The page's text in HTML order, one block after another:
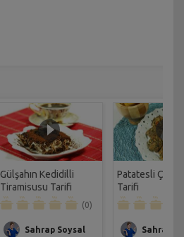
Gülşahın Kedidilli
Tiramisusu Tarifi
(0)
Sahrap Soysal
Patatesli Çıtır
Tarifi
Sahrap